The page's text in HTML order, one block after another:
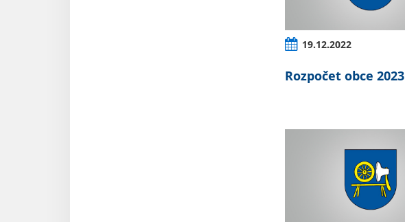
19.12.2022
Rozpočet obce 2023